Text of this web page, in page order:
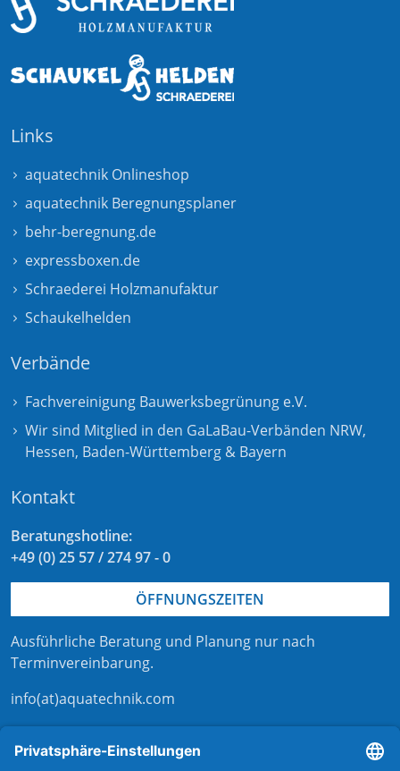
Links
aquatechnik Onlineshop
aquatechnik Beregnungsplaner
behr-beregnung.de
expressboxen.de
Schraederei Holzmanufaktur
Schaukelhelden
Verbände
Fachvereinigung Bauwerksbegrünung e.V.
Wir sind Mitglied in den GaLaBau-Verbänden NRW,
Hessen, Baden-Württemberg & Bayern
Kontakt
Beratungshotline:
+49 (0) 25 57 / 274 97 - 0
ÖFFNUNGSZEITEN
Ausführliche Beratung und Planung nur nach
Terminvereinbarung.
info(at)aquatechnik.com